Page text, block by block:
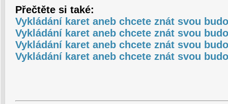
Přečtěte si také:
Vykládání karet aneb chcete znát svou
Vykládání karet aneb chcete znát svou
Vykládání karet aneb chcete znát svou
Vykládání karet aneb chcete znát svou